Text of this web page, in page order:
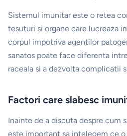
Sistemul imunitar este o retea
tesuturi si organe care lucreaza
corpul impotriva agentilor
sanatos poate face diferenta
raceala si a dezvolta complicatii
Factori care slabesc
Inainte de a discuta despre cum
este important sa intelegem ce o